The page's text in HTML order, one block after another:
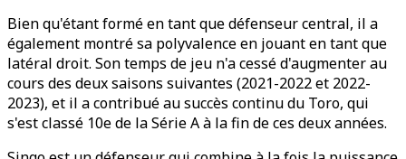
Bien qu'étant formé en tant que défenseur central, il a
également montré sa polyvalence en jouant en tant que
latéral droit. Son temps de jeu n'a cessé d'augmenter au
cours des deux saisons suivantes (2021-2022 et 2022-
2023), et il a contribué au succès continu du Toro, qui
s'est classé 10e de la Série A à la fin de ces deux années.